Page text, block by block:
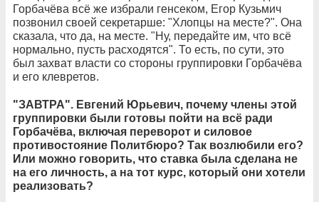
Горбачёва всё же избрали генсеком, Егор Кузьмич
позвонил своей секретарше: "Хлопцы на месте?". Она
сказала, что да, на месте. "Ну, передайте им, что всё
нормально, пусть расходятся". То есть, по сути, это
был захват власти со стороны группировки Горбачёва
и его клевретов.
"ЗАВТРА". Евгений Юрьевич, почему члены этой
группировки были готовы пойти на всё ради
Горбачёва, включая переворот и силовое
противостояние Политбюро? Так возлюбили его?
Или можно говорить, что ставка была сделана не
на его личность, а на тот курс, который они хотели
реализовать?